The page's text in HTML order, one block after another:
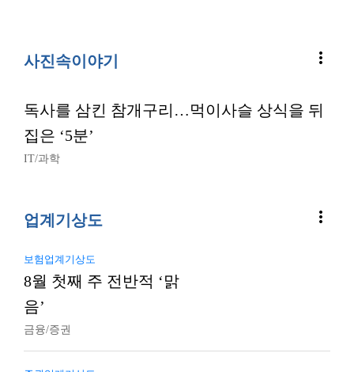
사진속이야기 more_vert
독사를 삼킨 참개구리…먹이사슬 상식을 뒤
집은 ‘5분’
IT/과학
업계기상도 more_vert
보험업계기상도
8월 첫째 주 전반적 ‘맑
음’
금융/증권